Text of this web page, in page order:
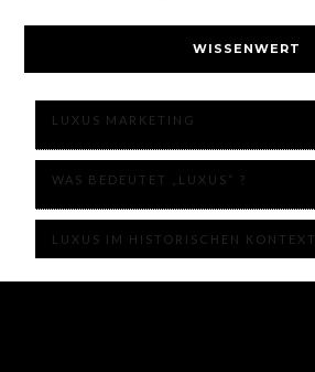
WISSENWERT
LUXUS MARKETING
WAS BEDEUTET „LUXUS“ ?
LUXUS IM HISTORISCHEN KONTEXT